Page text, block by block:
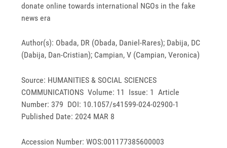
donate online towards international NGOs in the fake
news era
Author(s): Obada, DR (Obada, Daniel-Rares); Dabija, DC
(Dabija, Dan-Cristian); Campian, V (Campian, Veronica)
Source: HUMANITIES & SOCIAL SCIENCES
COMMUNICATIONS Volume: 11 Issue: 1 Article
Number: 379 DOI: 10.1057/s41599-024-02900-1
Published Date: 2024 MAR 8
Accession Number: WOS:001177385600003